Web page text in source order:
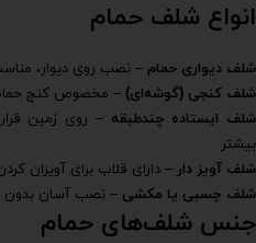
انواع شلف حمام
شلف دیواری حمام – نصب روی دیوار،
شلف کنجی (گوشه‌ای) – مخصوص کنج حمام
شلف ایستاده چندطبقه – روی زمین
بیشتر
شلف آویز دار – دارای قلاب برای آویزان
شلف چسبی یا مکشی – نصب آسان بدون
جنس شلف‌های حمام